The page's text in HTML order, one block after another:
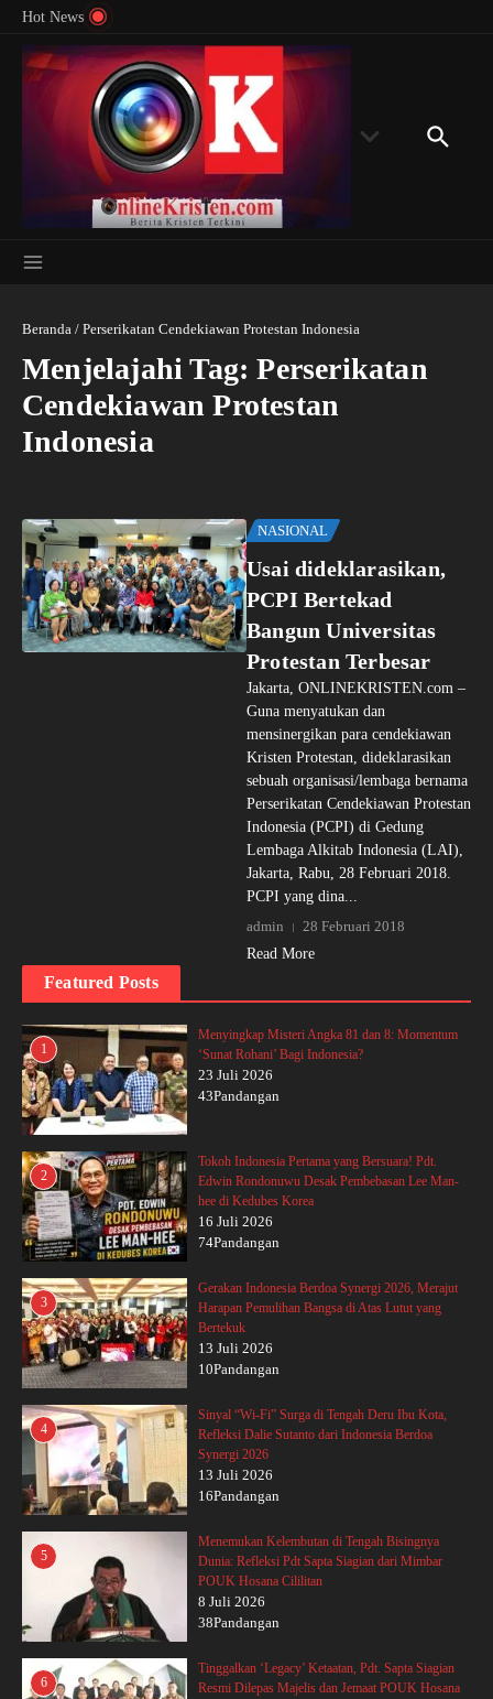
Lewati ke konten
Hot News
Beranda / Perserikatan Cendekiawan Protestan Indonesia
Menjelajahi Tag: Perserikatan
Cendekiawan Protestan
Indonesia
NASIONAL
Usai dideklarasikan,
PCPI Bertekad
Bangun Universitas
Protestan Terbesar
Jakarta, ONLINEKRISTEN.com –
Guna menyatukan dan
mensinergikan para cendekiawan
Kristen Protestan, dideklarasikan
sebuah organisasi/lembaga bernama
Perserikatan Cendekiawan Protestan
Indonesia (PCPI) di Gedung
Lembaga Alkitab Indonesia (LAI),
Jakarta, Rabu, 28 Februari 2018.
PCPI yang dina...
admin
28 Februari 2018
Read More
Featured Posts
1
Menyingkap Misteri Angka 81 dan 8: Momentum
‘Sunat Rohani’ Bagi Indonesia?
23 Juli 2026
43Pandangan
2
Tokoh Indonesia Pertama yang Bersuara! Pdt.
Edwin Rondonuwu Desak Pembebasan Lee Man-
hee di Kedubes Korea
16 Juli 2026
74Pandangan
3
Gerakan Indonesia Berdoa Synergi 2026, Merajut
Harapan Pemulihan Bangsa di Atas Lutut yang
Bertekuk
13 Juli 2026
10Pandangan
4
Sinyal “Wi-Fi” Surga di Tengah Deru Ibu Kota,
Refleksi Dalie Sutanto dari Indonesia Berdoa
Synergi 2026
13 Juli 2026
16Pandangan
5
Menemukan Kelembutan di Tengah Bisingnya
Dunia: Refleksi Pdt Sapta Siagian dari Mimbar
POUK Hosana Cililitan
8 Juli 2026
38Pandangan
6
Tinggalkan ‘Legacy’ Ketaatan, Pdt. Sapta Siagian
Resmi Dilepas Majelis dan Jemaat POUK Hosana